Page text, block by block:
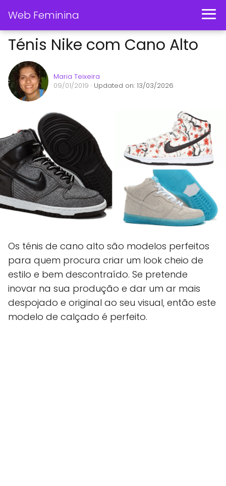
Web Feminina
Ténis Nike com Cano Alto
Maria Teixeira
09/01/2019 · Updated on: 13/03/2026
Os ténis de cano alto são modelos perfeitos
para quem procura criar um look cheio de
estilo e bem descontraído. Se pretende
inovar na sua produção e dar um ar mais
despojado e original ao seu visual, então este
modelo de calçado é perfeito.